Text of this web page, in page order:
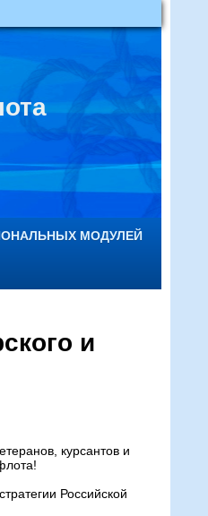
МОДУЛЕЙ
и
курсантов и
Российской